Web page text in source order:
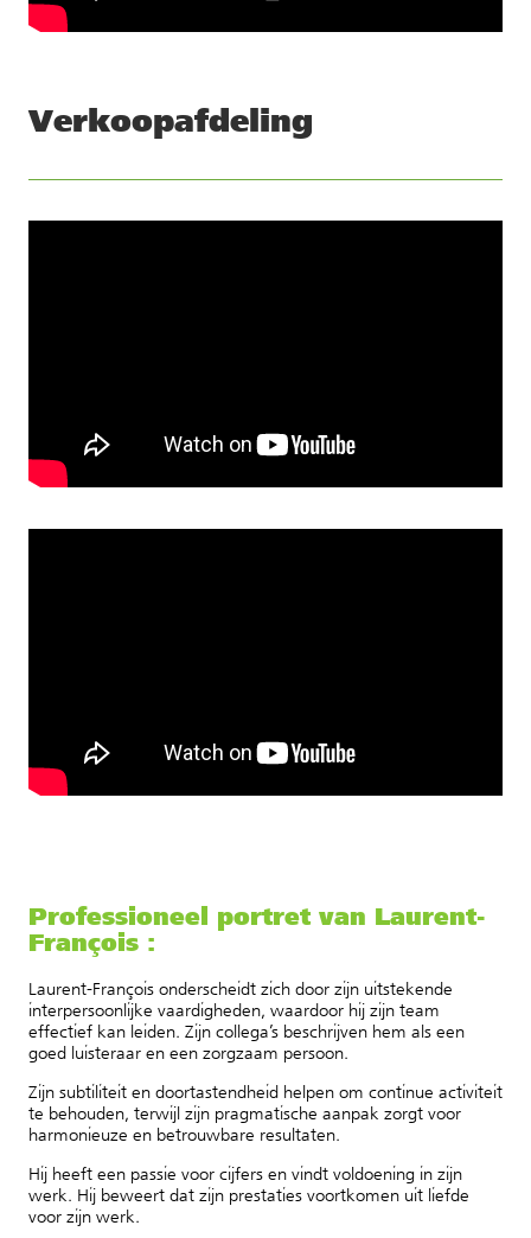
Verkoopafdeling
Professioneel portret van Laurent-
François :
Laurent-François onderscheidt zich door zijn uitstekende
interpersoonlijke vaardigheden, waardoor hij zijn team
effectief kan leiden. Zijn collega’s beschrijven hem als een
goed luisteraar en een zorgzaam persoon.
Zijn subtiliteit en doortastendheid helpen om continue activiteit
te behouden, terwijl zijn pragmatische aanpak zorgt voor
harmonieuze en betrouwbare resultaten.
Hij heeft een passie voor cijfers en vindt voldoening in zijn
werk. Hij beweert dat zijn prestaties voortkomen uit liefde
voor zijn werk.